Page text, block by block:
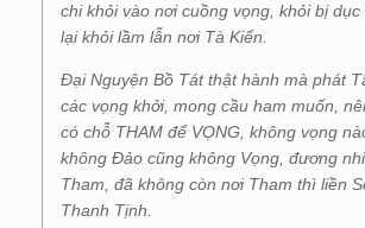
chi khỏi vào nơi cuồng vọng, khỏi bị dục
lại khỏi lầm lẫn nơi Tà Kiến.
Đại Nguyện Bồ Tát thật hành mà phát
các vọng khởi, mong cầu ham muốn,
có chỗ THAM để VỌNG, không vọng
không Đảo cũng không Vọng, đương
Tham, đã không còn nơi Tham thì liền
Thanh Tịnh.